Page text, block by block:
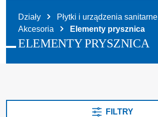
Działy
Płytki i urządzenia sanitarne
Akcesoria
Elementy prysznica
ELEMENTY PRYSZNICA
FILTRY